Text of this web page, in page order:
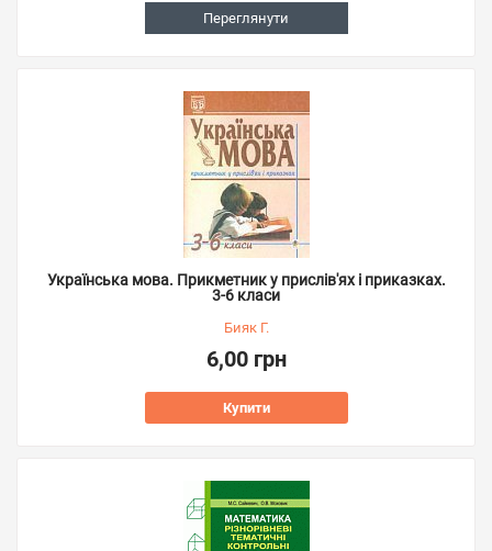
Переглянути
Українська мова. Прикметник у прислів'ях і приказках.
3-6 класи
Бияк Г.
6,00 грн
Купити